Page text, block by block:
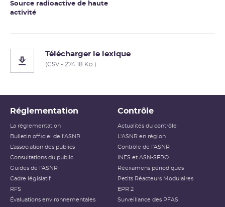
Source radioactive de haute
activité
Télécharger le lexique
(CSV - 274.18 Ko )
Réglementation
La réglementation
Bulletin officiel de l'ASNR
L’association des publics
Consultations du public
Guides de l'ASNR
Cadre législatif
RFS
Évaluations environnementales
Contrôle
Actualités du contrôle
L'ASNR en région
Contrôle de l'ASNR
INES et ASN-SFRO
Réexamens périodiques
Petits Réacteurs Modulaires
EPR 2
Surveillance des PFAS